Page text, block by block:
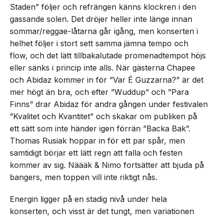
Staden” följer och refrängen känns klockren i den
gassande solen. Det dröjer heller inte länge innan
sommar/reggae-låtarna går igång, men konserten i
helhet följer i stort sett samma jämna tempo och
flow, och det lätt tillbakalutade promenadtempot höjs
eller sänks i princip inte alls. När gästerna Chapee
och Abidaz kommer in för ”Var É Guzzarna?” är det
mer högt än bra, och efter ”Wuddup” och ”Para
Finns” drar Abidaz för andra gången under festivalen
”Kvalitet och Kvantitet” och skakar om publiken på
ett sätt som inte händer igen förrän ”Backa Bak”.
Thomas Rusiak hoppar in för ett par spår, men
samtidigt börjar ett lätt regn att falla och festen
kommer av sig. Näääk & Nimo fortsätter att bjuda på
bangers, men toppen vill inte riktigt nås.
Energin ligger på en stadig nivå under hela
konserten, och visst är det tungt, men variationen